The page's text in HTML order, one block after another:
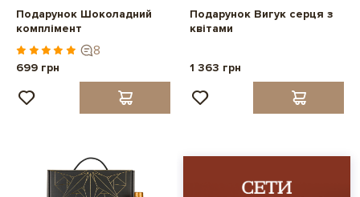
Подарунок Шоколадний
комплімент
8
699 грн
Подарунок Вигук серця з
квітами
1 363 грн